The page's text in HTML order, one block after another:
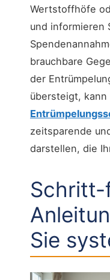
Wertstoffhöfe
und informieren
brauchbare
der
übersteigt,
zeitsparende
darstellen, die
Sie